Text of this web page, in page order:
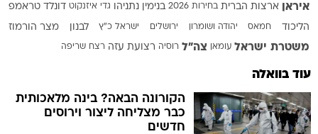
איראן ארצות הברית בחירות 2026 בנימין נתניהו גדי איזנקוט דונלד טראמפ
הליכוד חמאס יהודה ושומרון ירושלים ישראל כ"ץ לבנון מצר הורמוז
משטרת ישראל עומאן צה"ל רוסיה רצועת עזה רצח שריפה
עוד בוואלה
הקורונה הבאה? בינה מלאכותית
כבר מצליחה ליצור וירוסים
חדשים